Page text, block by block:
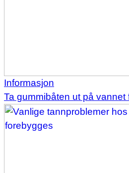
Informasjon
Ta gummibåten ut på